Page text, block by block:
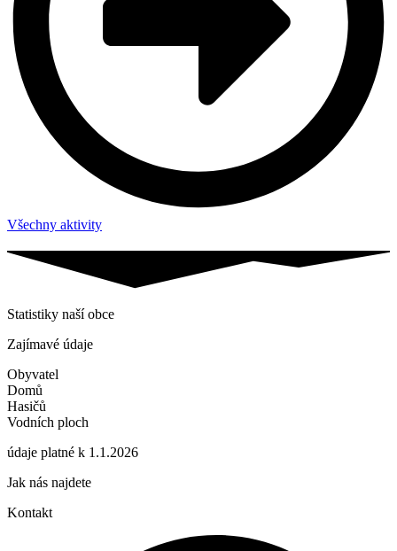
Všechny aktivity
Statistiky naší obce
Zajímavé údaje
Obyvatel
Domů
Hasičů
Vodních ploch
údaje platné k 1.1.2026
Jak nás najdete
Kontakt